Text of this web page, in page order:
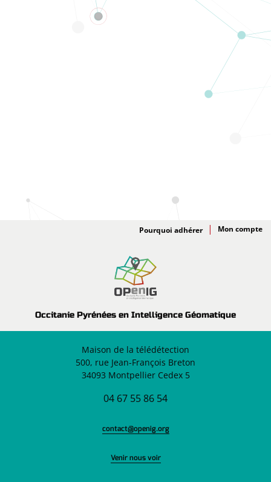
Occitanie Pyrénées en Intelligence Géomatique
Adhésion
Pourquoi adhérer
Maison de la télédétection
500, rue Jean-François Breton
34093 Montpellier Cedex 5
04 67 55 86 54
contact@openig.org
Venir nous voir